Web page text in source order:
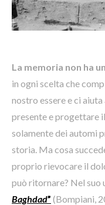
La memoria non ha
in ogni scelta che
nostro essere e ci
presente e progettare
solamente dei automi
storia. Ma cosa
proprio rievocare il
può ritornare? Nel suo
Baghdad” (Bompiani,